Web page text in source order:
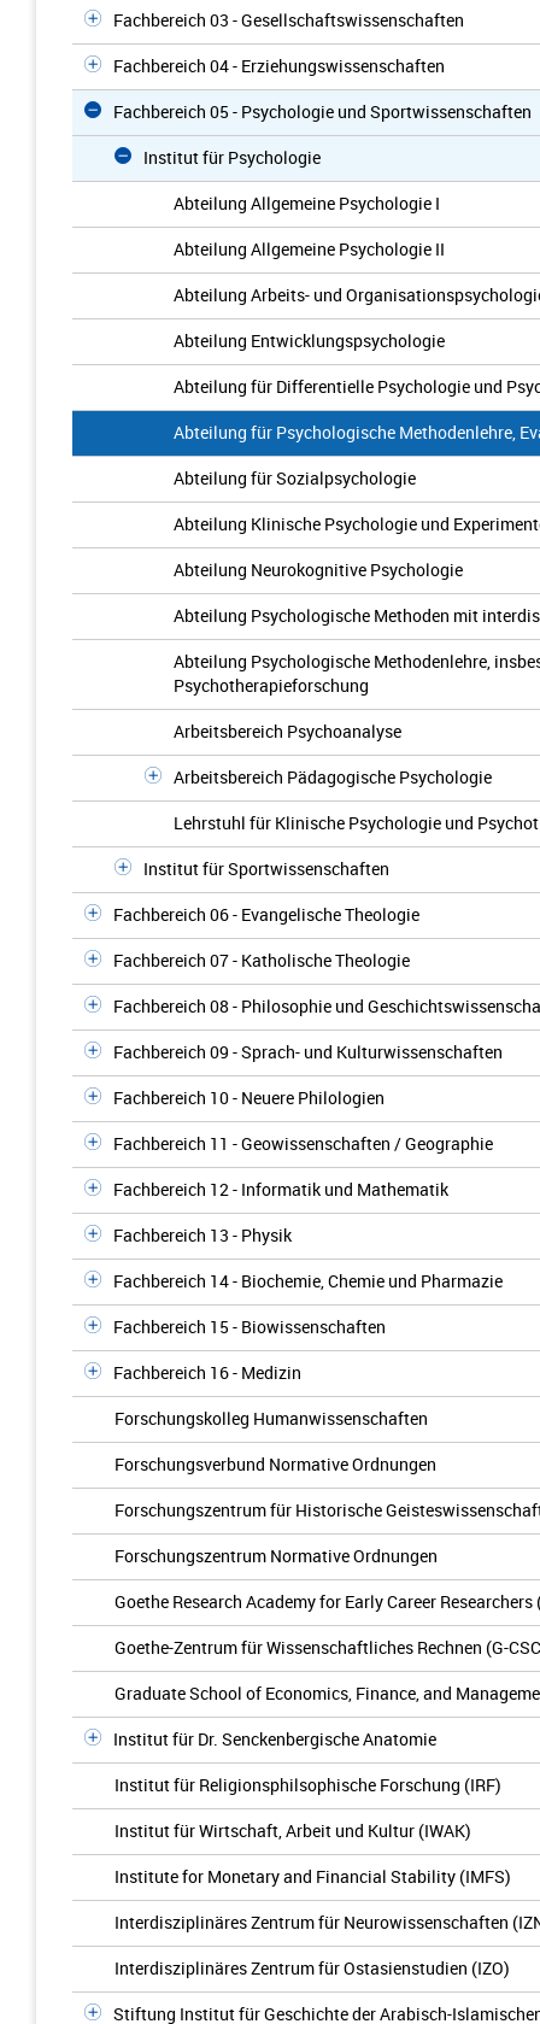
Fachbereich 03 - Gesellschaftswissenschaften
Fachbereich 04 - Erziehungswissenschaften
Fachbereich 05 - Psychologie und Sportwissenschaften
Institut für Psychologie
Abteilung Allgemeine Psychologie I
Abteilung Allgemeine Psychologie II
Abteilung Arbeits- und
Abteilung Entwicklungspsychologie
Abteilung für Differentielle Psychologie und
Abteilung für Psychologische Methodenlehre,
Abteilung für Sozialpsychologie
Abteilung Klinische Psychologie und
Abteilung Neurokognitive Psychologie
Abteilung Psychologische Methoden mit
Abteilung Psychologische Methodenlehre,
Psychotherapieforschung
Arbeitsbereich Psychoanalyse
Arbeitsbereich Pädagogische Psychologie
Lehrstuhl für Klinische Psychologie und
Institut für Sportwissenschaften
Fachbereich 06 - Evangelische Theologie
Fachbereich 07 - Katholische Theologie
Fachbereich 08 - Philosophie und
Fachbereich 09 - Sprach- und Kulturwissenschaften
Fachbereich 10 - Neuere Philologien
Fachbereich 11 - Geowissenschaften / Geographie
Fachbereich 12 - Informatik und Mathematik
Fachbereich 13 - Physik
Fachbereich 14 - Biochemie, Chemie und Pharmazie
Fachbereich 15 - Biowissenschaften
Fachbereich 16 - Medizin
Forschungskolleg Humanwissenschaften
Forschungsverbund Normative Ordnungen
Forschungszentrum für Historische
Forschungszentrum Normative Ordnungen
Goethe Research Academy for Early Career Researchers
Goethe-Zentrum für Wissenschaftliches Rechnen (G-
Graduate School of Economics, Finance, and
Institut für Dr. Senckenbergische Anatomie
Institut für Religionsphilsophische Forschung (IRF)
Institut für Wirtschaft, Arbeit und Kultur (IWAK)
Institute for Monetary and Financial Stability (IMFS)
Interdisziplinäres Zentrum für Neurowissenschaften
Interdisziplinäres Zentrum für Ostasienstudien (IZO)
Stiftung Institut für Geschichte der Arabisch-